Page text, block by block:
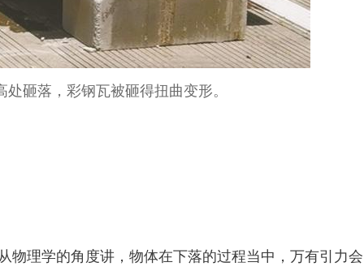
处砸落，彩钢瓦被砸得扭曲变形。
理学的角度讲，物体在下落的过程当中，万有引力会